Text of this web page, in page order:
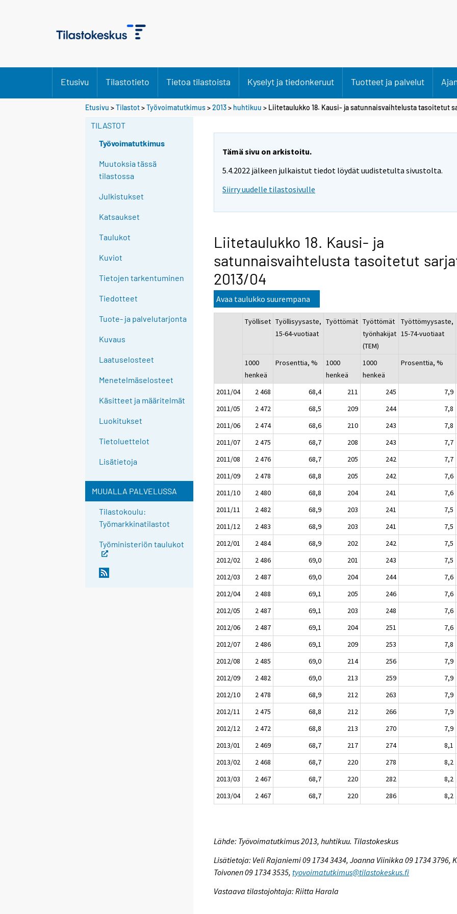
Etusivu Tilastotieto Tietoa tilastoista Kyselyt ja tiedonkeruut Tuotteet ja palvelut
Etusivu >Tilastot>Työvoimatutkimus>2013> huhtikuu > Liitetaulukko 18. Kausi- ja satunnaisvaihtelusta tasoitetut
TILASTOT
Työvoimatutkimus
Muutoksia tässä
tilastossa
Julkistukset
Katsaukset
Taulukot
Kuviot
Tietojen tarkentuminen
Tiedotteet
Tuote- ja palvelutarjonta
Kuvaus
Laatuselosteet
Menetelmäselosteet
Käsitteet ja määritelmät
Luokitukset
Tietoluettelot
Lisätietoja
MUUALLA PALVELUSSA
Tilastokoulu:
Työmarkkinatilastot
Työministeriön taulukot
Tämä sivu on arkistoitu.
5.4.2022 jälkeen julkaistut tiedot löydät uudistetulta sivustolta.
Siirry uudelle tilastosivulle
Liitetaulukko 18. Kausi- ja
satunnaisvaihtelusta tasoitetut
2013/04
Avaa taulukko suurempana
Työlliset Työllisyysaste,
15-64-vuotiaat
Työttömät Työttömät
työnhakijat
(TEM)
Työttömyysaste,
15-74-vuotiaat
1000
henkeä
Prosenttia, %
1000
henkeä
1000
henkeä
Prosenttia, %
2011/04 2 468 68,4 211 245 7,9
2011/05
2 472 68,5 209 244 7,8
2011/06
2 474 68,6 210 243 7,8
2011/07
2 475 68,7 208 243 7,7
2011/08
2 476 68,7 205 242 7,7
2011/09
2 478 68,8 205 242 7,6
2011/10
2 480 68,8 204 241 7,6
2011/11
2 482 68,9 203 241 7,5
2011/12
2 483 68,9 203 241 7,5
2012/01
2 484 68,9 202 242 7,5
2012/02
2 486 69,0 201 243 7,5
2012/03
2 487 69,0 204 244 7,6
2012/04
2 488 69,1 205 246 7,6
2012/05
2 487 69,1 203 248 7,6
2012/06
2 487 69,1 204 251 7,6
2012/07
2 486 69,1 209 253 7,8
2012/08
2 485 69,0 214 256 7,9
2012/09
2 482 69,0 213 259 7,9
2012/10
2 478 68,9 212 263 7,9
2012/11
2 475 68,8 212 266 7,9
2012/12
2 472 68,8 213 270 7,9
2013/01
2 469 68,7 217 274 8,1
2013/02
2 468 68,7 220 278 8,2
2013/03
2 467 68,7 220 282 8,2
2013/04
2 467 68,7 220 286 8,2
Lähde: Työvoimatutkimus 2013, huhtikuu. Tilastokeskus
Lisätietoja: Veli Rajaniemi 09 1734 3434, Joanna Viinikka 09 1734 3796,
Toivonen 09 1734 3535, tyovoimatutkimus@tilastokeskus.fi
Vastaava tilastojohtaja: Riitta Harala